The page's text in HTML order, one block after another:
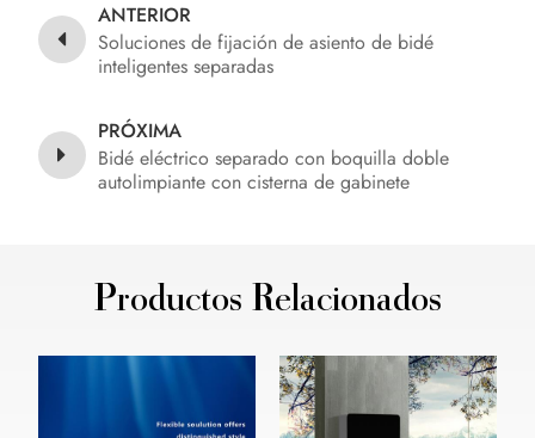
ANTERIOR
Soluciones de fijación de asiento de bidé
inteligentes separadas
PRÓXIMA
Bidé eléctrico separado con boquilla doble
autolimpiante con cisterna de gabinete
Productos Relacionados